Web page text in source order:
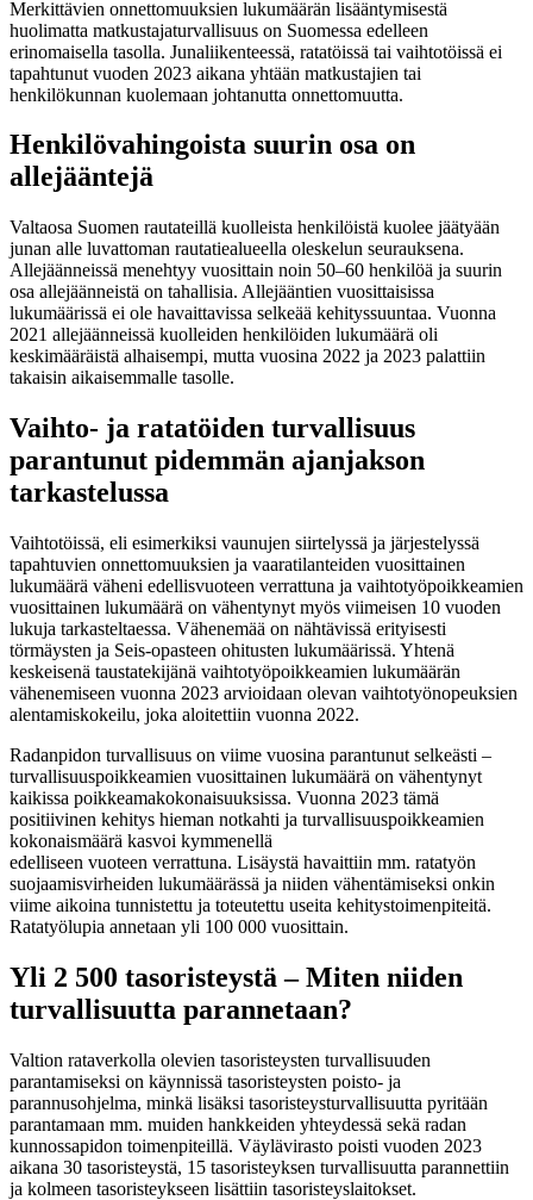
Merkittävien onnettomuuksien lukumäärän lisääntymisestä
huolimatta matkustajaturvallisuus on Suomessa edelleen
erinomaisella tasolla. Junaliikenteessä, ratatöissä tai vaihtotöissä ei
tapahtunut vuoden 2023 aikana yhtään matkustajien tai
henkilökunnan kuolemaan johtanutta onnettomuutta.
Henkilövahingoista suurin osa on
allejääntejä
Valtaosa Suomen rautateillä kuolleista henkilöistä kuolee jäätyään
junan alle luvattoman rautatiealueella oleskelun seurauksena.
Allejäänneissä menehtyy vuosittain noin 50‒60 henkilöä ja suurin
osa allejäänneistä on tahallisia. Allejääntien vuosittaisissa
lukumäärissä ei ole havaittavissa selkeää kehityssuuntaa. Vuonna
2021 allejäänneissä kuolleiden henkilöiden lukumäärä oli
keskimääräistä alhaisempi, mutta vuosina 2022 ja 2023 palattiin
takaisin aikaisemmalle tasolle.
Vaihto- ja ratatöiden turvallisuus
parantunut pidemmän ajanjakson
tarkastelussa
Vaihtotöissä, eli esimerkiksi vaunujen siirtelyssä ja järjestelyssä
tapahtuvien onnettomuuksien ja vaaratilanteiden vuosittainen
lukumäärä väheni edellisvuoteen verrattuna ja vaihtotyöpoikkeamien
vuosittainen lukumäärä on vähentynyt myös viimeisen 10 vuoden
lukuja tarkasteltaessa. Vähenemää on nähtävissä erityisesti
törmäysten ja Seis-opasteen ohitusten lukumäärissä. Yhtenä
keskeisenä taustatekijänä vaihtotyöpoikkeamien lukumäärän
vähenemiseen vuonna 2023 arvioidaan olevan vaihtotyönopeuksien
alentamiskokeilu, joka aloitettiin vuonna 2022.
Radanpidon turvallisuus on viime vuosina parantunut selkeästi ‒
turvallisuuspoikkeamien vuosittainen lukumäärä on vähentynyt
kaikissa poikkeamakokonaisuuksissa. Vuonna 2023 tämä
positiivinen kehitys hieman notkahti ja turvallisuuspoikkeamien
kokonaismäärä kasvoi kymmenellä
edelliseen vuoteen verrattuna. Lisäystä havaittiin mm. ratatyön
suojaamisvirheiden lukumäärässä ja niiden vähentämiseksi onkin
viime aikoina tunnistettu ja toteutettu useita kehitystoimenpiteitä.
Ratatyölupia annetaan yli 100 000 vuosittain.
Yli 2 500 tasoristeystä ‒ Miten niiden
turvallisuutta parannetaan?
Valtion rataverkolla olevien tasoristeysten turvallisuuden
parantamiseksi on käynnissä tasoristeysten poisto- ja
parannusohjelma, minkä lisäksi tasoristeysturvallisuutta pyritään
parantamaan mm. muiden hankkeiden yhteydessä sekä radan
kunnossapidon toimenpiteillä. Väylävirasto poisti vuoden 2023
aikana 30 tasoristeystä, 15 tasoristeyksen turvallisuutta parannettiin
ja kolmeen tasoristeykseen lisättiin tasoristeyslaitokset.